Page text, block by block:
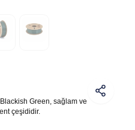
Green, sağlam ve
çeşididir.